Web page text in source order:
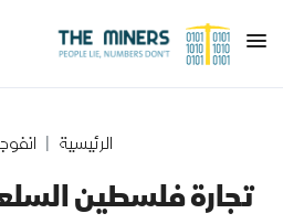
الرئيسية
تجارة فلسطين